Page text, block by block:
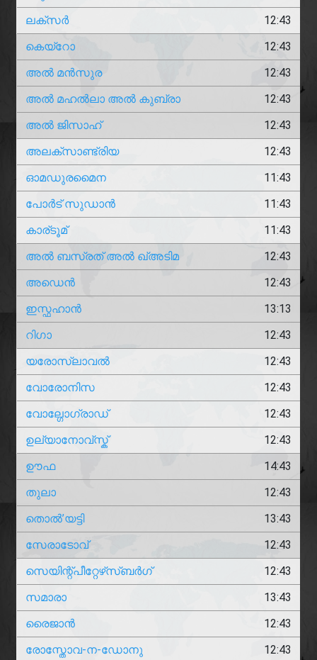
ലക്സർ
12:43
കെയ്‌റോ
12:43
അൽ മൻസുര
12:43
അൽ മഹൽലാ അൽ കുബ്രാ
12:43
അൽ ജിസാഹ്
12:43
അലക്‌സാണ്ട്രിയ
12:43
ഓമഡുരമൈന
11:43
പോർട് സുഡാൻ
11:43
കാര്ടൂമ്
11:43
അൽ ബസ്രത് അൽ ഖ്‌അടിമ
12:43
അഡെൻ
12:43
ഇസ്ഫഹാൻ
13:13
റിഗാ
12:43
യരോസ്ലാവൽ
12:43
വോരോനിസ
12:43
വോല്ഗോഗ്രാഡ്
12:43
ഉല്യാനോവ്സ്ക്
12:43
ഊഫ
14:43
തുലാ
12:43
തൊൽ’യട്ടി
13:43
സേരാടോവ്
12:43
സെയിന്റ്പീറ്റേഴ്‌സ്ബർഗ്
12:43
സമാരാ
13:43
രൈജാൻ
12:43
രോസ്തോവ-ന-ഡോനു
12:43